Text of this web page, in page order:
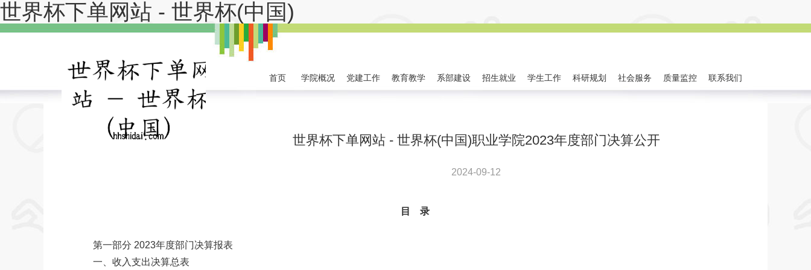
世界杯下单网站 - 世界杯(中国)
首页 学院概况 党建工作 教育教学 系部建设 招生就业 学生工作 科研规划 社会服务 质量监控 联系我们
世界杯下单网站 - 世界杯(中国)职业学院2023年度部门决算公开
2024-09-12
目 录
第一部分 2023年度部门决算报表
一、收入支出决算总表